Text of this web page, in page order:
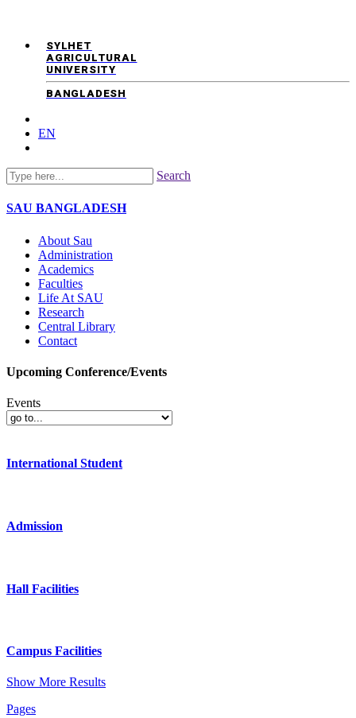
SYLHET
AGRICULTURAL
UNIVERSITY
BANGLADESH
EN
Search
SAU BANGLADESH
About Sau
Administration
Academics
Faculties
Life At SAU
Research
Central Library
Contact
Upcoming Conference/Events
Events
International Student
Admission
Hall Facilities
Campus Facilities
Show More Results
Pages